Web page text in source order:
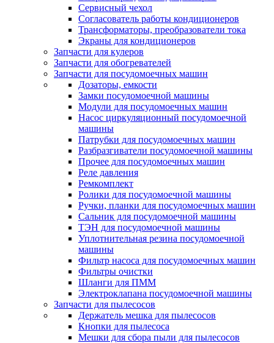
Сервисный чехол
Согласователь работы кондиционеров
Трансформаторы, преобразователи тока
Экраны для кондиционеров
Запчасти для кулеров
Запчасти для обогревателей
Запчасти для посудомоечных машин
Дозаторы, емкости
Замки посудомоечной машины
Модули для посудомоечных машин
Насос циркуляционный посудомоечной
машины
Патрубки для посудомоечных машин
Разбразгиватели посудомоечной машины
Прочее для посудомоечных машин
Реле давления
Ремкомплект
Ролики для посудомоечной машины
Ручки, планки для посудомоечных машин
Сальник для посудомоечной машины
ТЭН для посудомоечной машины
Уплотнительная резина посудомоечной
машины
Фильтр насоса для посудомоечных машин
Фильтры очистки
Шланги для ПММ
Электроклапана посудомоечной машины
Запчасти для пылесосов
Держатель мешка для пылесосов
Кнопки для пылесоса
Мешки для сбора пыли для пылесосов